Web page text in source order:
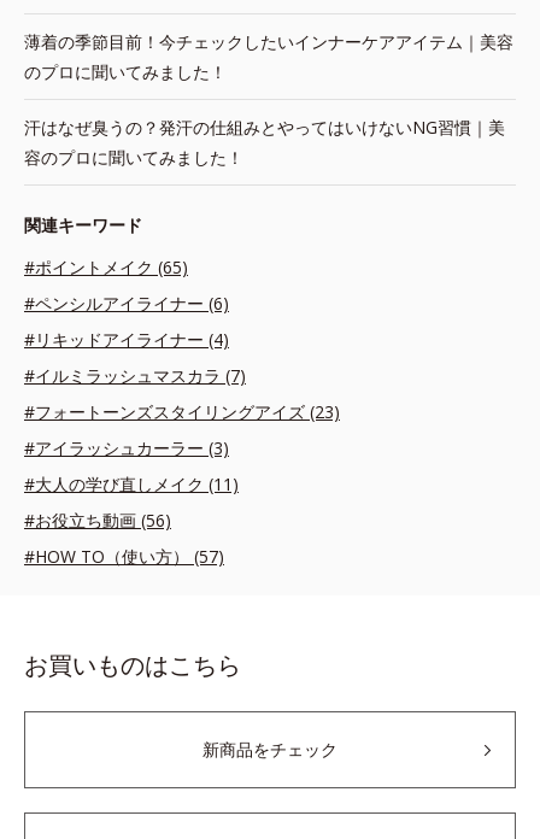
薄着の季節目前！今チェックしたいインナーケアアイテム｜美容
のプロに聞いてみました！
汗はなぜ臭うの？発汗の仕組みとやってはいけないNG習慣｜美
容のプロに聞いてみました！
関連キーワード
#ポイントメイク (65)
#ペンシルアイライナー (6)
#リキッドアイライナー (4)
#イルミラッシュマスカラ (7)
#フォートーンズスタイリングアイズ (23)
#アイラッシュカーラー (3)
#大人の学び直しメイク (11)
#お役立ち動画 (56)
#HOW TO（使い方） (57)
お買いものはこちら
新商品をチェック